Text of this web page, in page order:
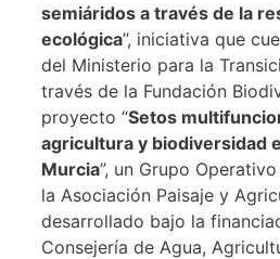
semiáridos a través de la
ecológica”, iniciativa que
del Ministerio para la
través de la Fundación
proyecto “Setos
agricultura y biodiversidad
Murcia”, un Grupo
la Asociación Paisaje y
desarrollado bajo la
Consejería de Agua,